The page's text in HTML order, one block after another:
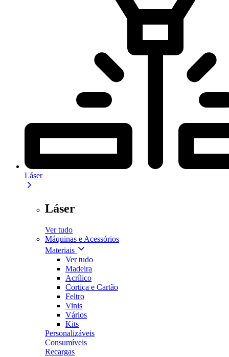
Láser
Láser
Ver tudo
Máquinas e Acessórios
Materiais
Ver tudo
Madeira
Acrílico
Cortiça e Cartão
Feltro
Vinis
Vários
Kits
Personalizáveis
Consumíveis
Recargas